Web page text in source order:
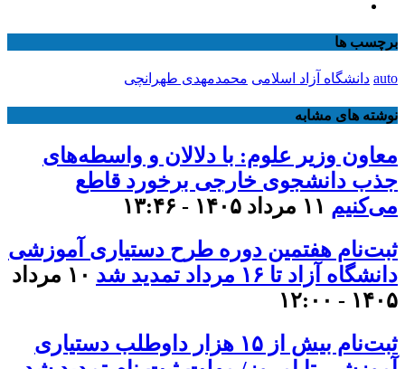
برچسب ها
auto دانشگاه آزاد اسلامی محمدمهدی طهرانچی
نوشته های مشابه
معاون وزیر علوم: با دلالان و واسطه‌های
جذب دانشجوی خارجی برخورد قاطع
می‌کنیم ۱۱ مرداد ۱۴۰۵ - ۱۳:۴۶
ثبت‌نام هفتمین دوره طرح دستیاری آموزشی
دانشگاه آزاد تا ۱۶ مرداد تمدید شد
۱۰ مرداد
۱۴۰۵ - ۱۲:۰۰
ثبت‌نام بیش از ۱۵ هزار داوطلب دستیاری